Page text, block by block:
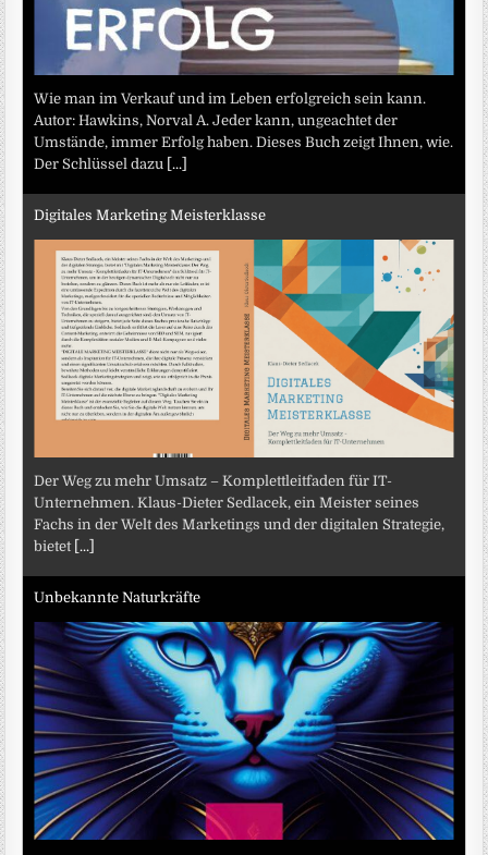
Wie man im Verkauf und im Leben erfolgreich sein kann.
Autor: Hawkins, Norval A. Jeder kann, ungeachtet der
Umstände, immer Erfolg haben. Dieses Buch zeigt Ihnen, wie.
Der Schlüssel dazu [...]
Digitales Marketing Meisterklasse
Der Weg zu mehr Umsatz – Komplettleitfaden für IT-
Unternehmen. Klaus-Dieter Sedlacek, ein Meister seines
Fachs in der Welt des Marketings und der digitalen Strategie,
bietet [...]
Unbekannte Naturkräfte